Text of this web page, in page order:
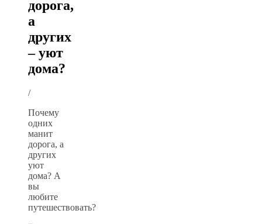
дорога,
а
других
– уют
дома?
/
Почему
одних
манит
дорога, а
других
уют
дома? А
вы
любите
путешествовать?